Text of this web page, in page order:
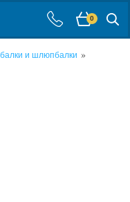
0
и шлюпбалки »